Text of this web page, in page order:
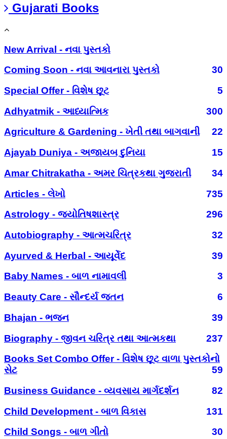
Gujarati Books
New Arrival - નવા પુસ્તકો
Coming Soon - નવા આવનારા પુસ્તકો
30
Special Offer - વિશેષ છૂટ
5
Adhyatmik - આધ્યાત્મિક
300
Agriculture & Gardening - ખેતી તથા બાગવાની
22
Ajayab Duniya - અજાયબ દુનિયા
15
Amar Chitrakatha - અમર ચિત્રકથા ગુજરાતી
34
Articles - લેખો
735
Astrology - જ્યોતિષશાસ્ત્ર
296
Autobiography - આત્મચરિત્ર
32
Ayurved & Herbal - આયૂર્વેદ
39
Baby Names - બાળ નામાવલી
3
Beauty Care - સૌન્દર્ય જતન
6
Bhajan - ભજન
39
Biography - જીવન ચરિત્ર તથા આત્મકથા
237
Books Set Combo Offer - વિશેષ છૂટ વાળા પુસ્તકોનો
સેટ
59
Business Guidance - વ્યવસાય માર્ગદર્શન
82
Child Development - બાળ વિકાસ
131
Child Songs - બાળ ગીતો
30